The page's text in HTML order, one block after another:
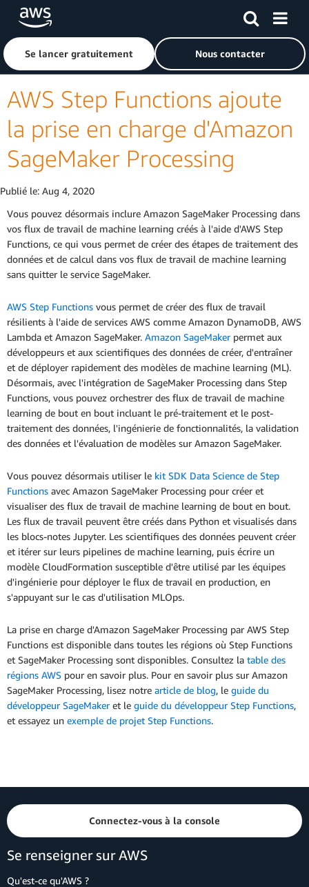
Passer au contenu principal
Cliquer ici pour revenir à la page d'accueil d'Amazon Web
Se lancer gratuitement Nous contacter
AWS Step Functions ajoute
la prise en charge d'Amazon
SageMaker Processing
Publié le: Aug 4, 2020
Vous pouvez désormais inclure Amazon SageMaker Processing dans
vos flux de travail de machine learning créés à l'aide d'AWS Step
Functions, ce qui vous permet de créer des étapes de traitement des
données et de calcul dans vos flux de travail de machine learning
sans quitter le service SageMaker.
AWS Step Functions vous permet de créer des flux de travail
résilients à l'aide de services AWS comme Amazon DynamoDB, AWS
Lambda et Amazon SageMaker. Amazon SageMakerpermet aux
développeurs et aux scientifiques des données de créer, d'entraîner
et de déployer rapidement des modèles de machine learning (ML).
Désormais, avec l'intégration de SageMaker Processing dans Step
Functions, vous pouvez orchestrer des flux de travail de machine
learning de bout en bout incluant le pré-traitement et le post-
traitement des données, l'ingénierie de fonctionnalités, la validation
des données et l'évaluation de modèles sur Amazon SageMaker.
Vous pouvez désormais utiliser le kit SDK Data Science de Step
Functions avec Amazon SageMaker Processing pour créer et
visualiser des flux de travail de machine learning de bout en bout.
Les flux de travail peuvent être créés dans Python et visualisés dans
les blocs-notes Jupyter. Les scientifiques des données peuvent créer
et itérer sur leurs pipelines de machine learning, puis écrire un
modèle CloudFormation susceptible d'être utilisé par les équipes
d'ingénierie pour déployer le flux de travail en production, en
s'appuyant sur le cas d'utilisation MLOps.
La prise en charge d'Amazon SageMaker Processing par AWS Step
Functions est disponible dans toutes les régions où Step Functions
et SageMaker Processing sont disponibles. Consultez la table des
régions AWS pour en savoir plus. Pour en savoir plus sur Amazon
SageMaker Processing, lisez notre article de blog, le guide du
développeur SageMakeret le guide du développeur Step Functions,
et essayez un exemple de projet Step Functions.
Connectez-vous à la console
Se renseigner sur AWS
Qu'est-ce qu'AWS ?